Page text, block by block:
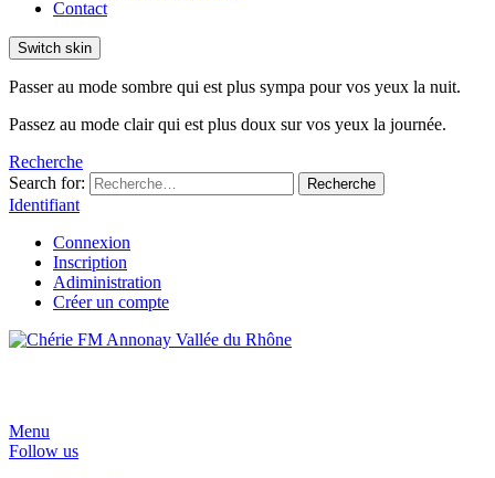
Contact
Switch skin
Passer au mode sombre qui est plus sympa pour vos yeux la nuit.
Passez au mode clair qui est plus doux sur vos yeux la journée.
Recherche
Search for:
Recherche
Identifiant
Connexion
Inscription
Adiministration
Créer un compte
Menu
Follow us